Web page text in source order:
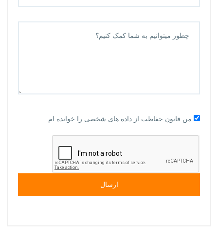
من قانون حفاظت از داده های شخصی را خوانده ام
ارسال